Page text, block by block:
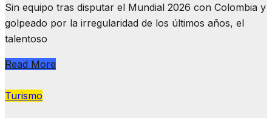
Sin equipo tras disputar el Mundial 2026 con Colombia y
golpeado por la irregularidad de los últimos años, el
talentoso
Read More
Turismo